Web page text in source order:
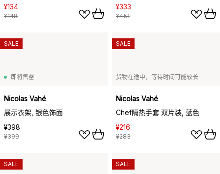
¥134
¥148
¥333
¥451
即将售罄
Nicolas Vahé
展示衣架, 银色饰面
¥398
¥399
SALE
货物在途中，等待时间可能较长
Nicolas Vahé
Chef隔热手套 双片装, 蓝色
¥216
¥283
SALE
SALE SALE